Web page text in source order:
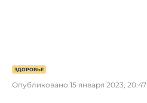
ЗДОРОВЬЕ
Опубликовано 15 января 2023, 20:47